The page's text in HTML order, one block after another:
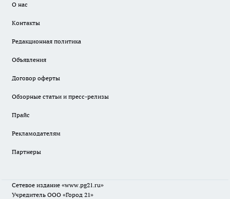
О нас
Контакты
Редакционная политика
Объявления
Договор оферты
Обзорные статьи и пресс-релизы
Прайс
Рекламодателям
Партнеры
Сетевое издание «www.pg21.ru»
Учредитель ООО «Город 21»